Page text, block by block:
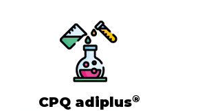
CPQ adiplus®